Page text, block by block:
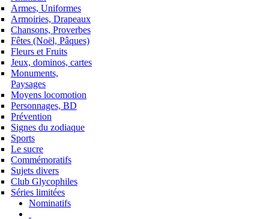
Armes, Uniformes
Armoiries, Drapeaux
Chansons, Proverbes
Fêtes (Noël, Pâques)
Fleurs et Fruits
Jeux, dominos, cartes
Monuments,
Paysages
Moyens locomotion
Personnages, BD
Prévention
Signes du zodiaque
Sports
Le sucre
Commémoratifs
Sujets divers
Club Glycophiles
Séries limitées
Nominatifs